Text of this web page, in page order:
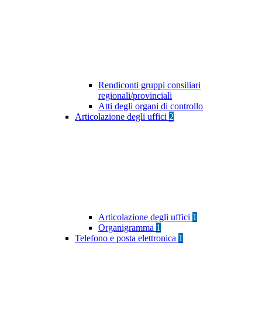
Rendiconti gruppi consiliari
regionali/provinciali
Atti degli organi di controllo
Articolazione degli uffici 2
Articolazione degli uffici 1
Organigramma 1
Telefono e posta elettronica 1